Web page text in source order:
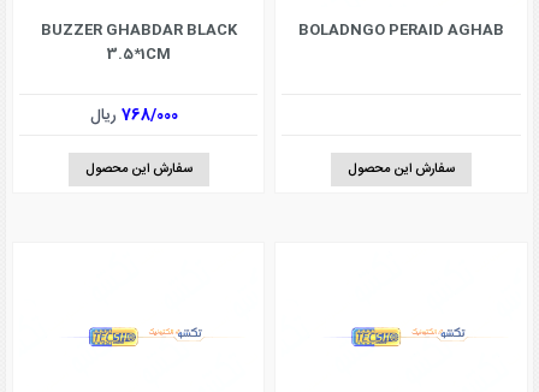
BOLADNGO PERAID AGHAB
سفارش این محصول
BUZZER GHABDAR BLACK
3.5*1CM
768/000 ریال
سفارش این محصول